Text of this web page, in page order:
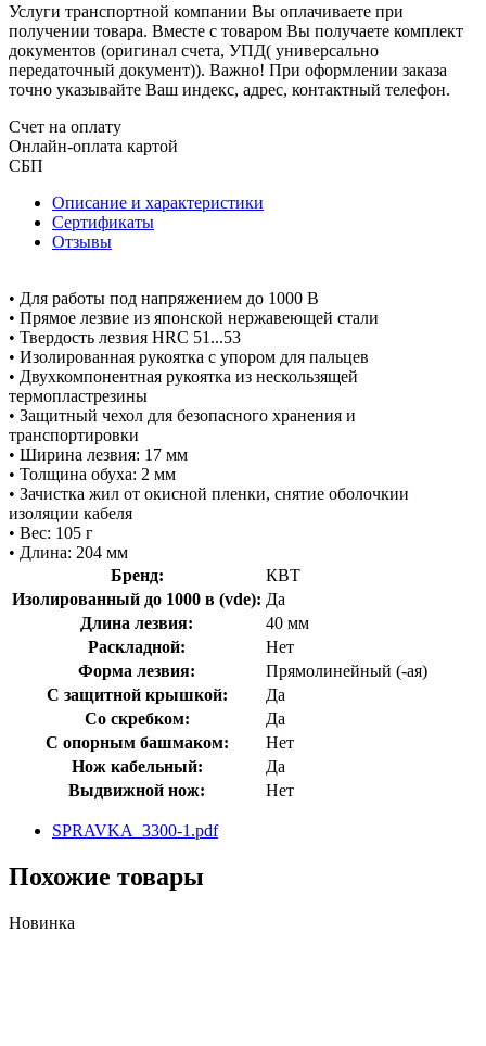
Услуги транспортной компании Вы оплачиваете при
получении товара. Вместе с товаром Вы получаете комплект
документов (оригинал счета, УПД( универсально
передаточный документ)). Важно! При оформлении заказа
точно указывайте Ваш индекс, адрес, контактный телефон.
Счет на оплату
Онлайн-оплата картой
СБП
Описание и характеристики
Сертификаты
Отзывы
• Для работы под напряжением до 1000 В
• Прямое лезвие из японской нержавеющей стали
• Твердость лезвия HRC 51...53
• Изолированная рукоятка с упором для пальцев
• Двухкомпонентная рукоятка из нескользящей
термопластрезины
• Защитный чехол для безопасного хранения и
транспортировки
• Ширина лезвия: 17 мм
• Толщина обуха: 2 мм
• Зачистка жил от окисной пленки, снятие оболочкии
изоляции кабеля
• Вес: 105 г
• Длина: 204 мм
Бренд:
КВТ
Изолированный до 1000 в (vde): Да
Длина лезвия:
40 мм
Раскладной:
Нет
Форма лезвия:
Прямолинейный (-ая)
С защитной крышкой:
Да
Со скребком:
Да
С опорным башмаком:
Нет
Нож кабельный:
Да
Выдвижной нож:
Нет
SPRAVKA_3300-1.pdf
Похожие товары
Новинка